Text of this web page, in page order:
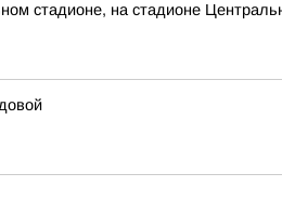
стадионе, на стадионе